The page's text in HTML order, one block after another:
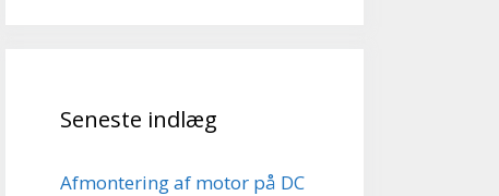
Seneste indlæg
Afmontering af motor på DC